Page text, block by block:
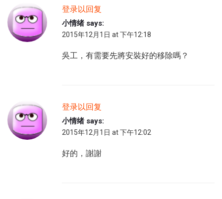
登录以回复
小情绪 says:
2015年12月1日 at 下午12:18
吳工，有需要先將安裝好的移除嗎？
登录以回复
小情绪 says:
2015年12月1日 at 下午12:02
好的，謝謝